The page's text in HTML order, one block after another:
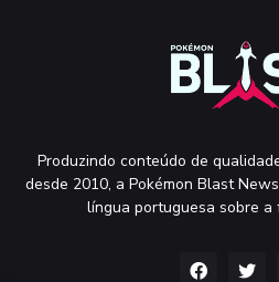
Produzindo conteúdo de
desde 2010, a Pokémon Blast
língua portuguesa sobre a